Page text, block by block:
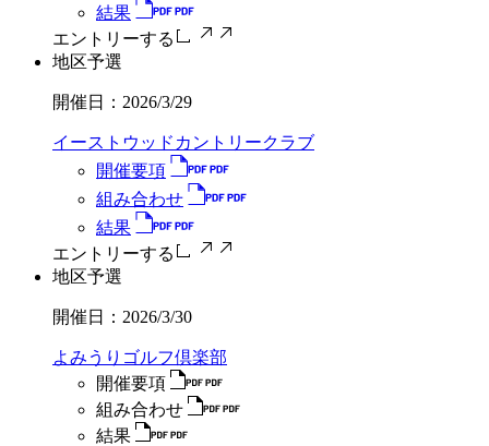
結果
エントリーする
地区予選
開催日： 2026/3/29
イーストウッドカントリークラブ
開催要項
組み合わせ
結果
エントリーする
地区予選
開催日： 2026/3/30
よみうりゴルフ倶楽部
開催要項
組み合わせ
結果